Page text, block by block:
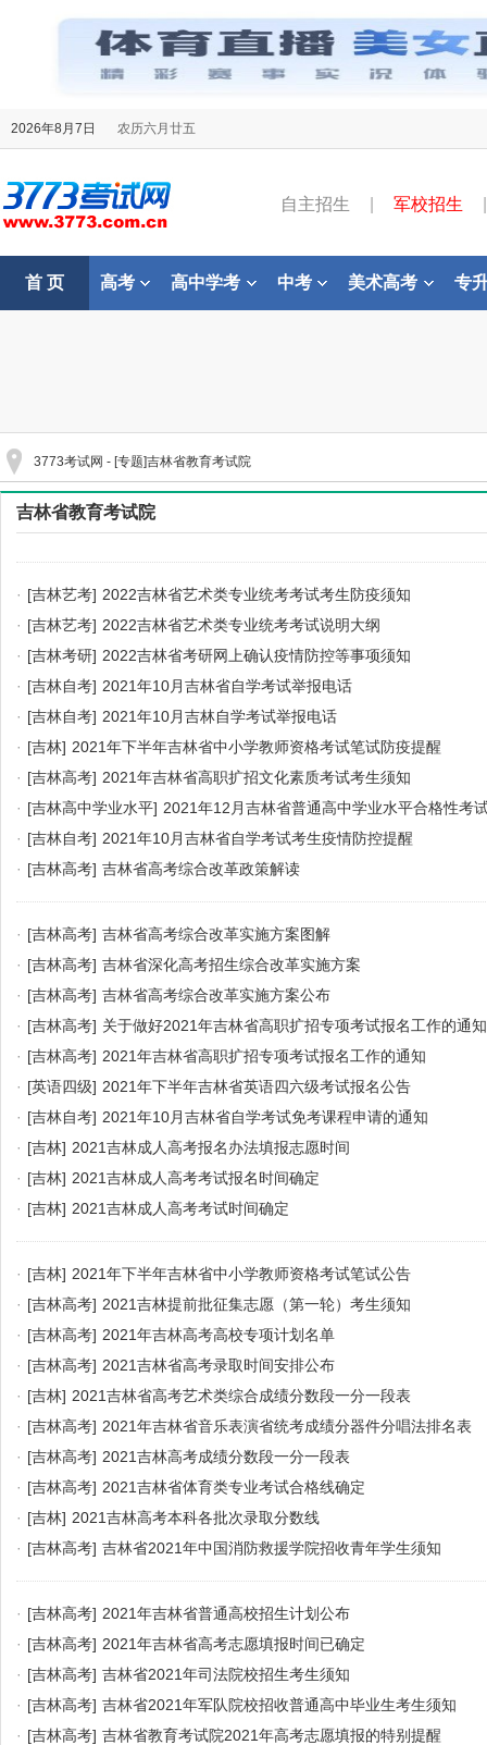
2026年8月7日 农历六月廿五
自主招生 军校招生
首 页 高考 高中学考 中考 美术高考 专
3773考试网 - [专题]吉林省教育考试院
吉林省教育考试院
· [吉林艺考] 2022吉林省艺术类专业统考考试考生防疫须知
· [吉林艺考] 2022吉林省艺术类专业统考考试说明大纲
· [吉林考研] 2022吉林省考研网上确认疫情防控等事项须知
· [吉林自考] 2021年10月吉林省自学考试举报电话
· [吉林自考] 2021年10月吉林自学考试举报电话
· [吉林] 2021年下半年吉林省中小学教师资格考试笔试防疫提醒
· [吉林高考] 2021年吉林省高职扩招文化素质考试考生须知
· [吉林高中学业水平] 2021年12月吉林省普通高中学业水平合格性考
· [吉林自考] 2021年10月吉林省自学考试考生疫情防控提醒
· [吉林高考] 吉林省高考综合改革政策解读
· [吉林高考] 吉林省高考综合改革实施方案图解
· [吉林高考] 吉林省深化高考招生综合改革实施方案
· [吉林高考] 吉林省高考综合改革实施方案公布
· [吉林高考] 关于做好2021年吉林省高职扩招专项考试报名工作的通知
· [吉林高考] 2021年吉林省高职扩招专项考试报名工作的通知
· [英语四级] 2021年下半年吉林省英语四六级考试报名公告
· [吉林自考] 2021年10月吉林省自学考试免考课程申请的通知
· [吉林] 2021吉林成人高考报名办法填报志愿时间
· [吉林] 2021吉林成人高考考试报名时间确定
· [吉林] 2021吉林成人高考考试时间确定
· [吉林] 2021年下半年吉林省中小学教师资格考试笔试公告
· [吉林高考] 2021吉林提前批征集志愿（第一轮）考生须知
· [吉林高考] 2021年吉林高考高校专项计划名单
· [吉林高考] 2021吉林省高考录取时间安排公布
· [吉林] 2021吉林省高考艺术类综合成绩分数段一分一段表
· [吉林高考] 2021年吉林省音乐表演省统考成绩分器件分唱法排名表
· [吉林高考] 2021吉林高考成绩分数段一分一段表
· [吉林高考] 2021吉林省体育类专业考试合格线确定
· [吉林] 2021吉林高考本科各批次录取分数线
· [吉林高考] 吉林省2021年中国消防救援学院招收青年学生须知
· [吉林高考] 2021年吉林省普通高校招生计划公布
· [吉林高考] 2021年吉林省高考志愿填报时间已确定
· [吉林高考] 吉林省2021年司法院校招生考生须知
· [吉林高考] 吉林省2021年军队院校招收普通高中毕业生考生须知
· [吉林高考] 吉林省教育考试院2021年高考志愿填报的特别提醒